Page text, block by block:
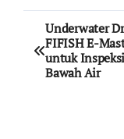
Post
Underwater
FIFISH E-
untuk
Bawah Air